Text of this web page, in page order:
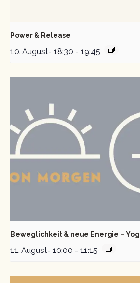
Power & Release
10. August- 18:30 - 19:45
Beweglichkeit & neue Energie –
11. August- 10:00 - 11:15